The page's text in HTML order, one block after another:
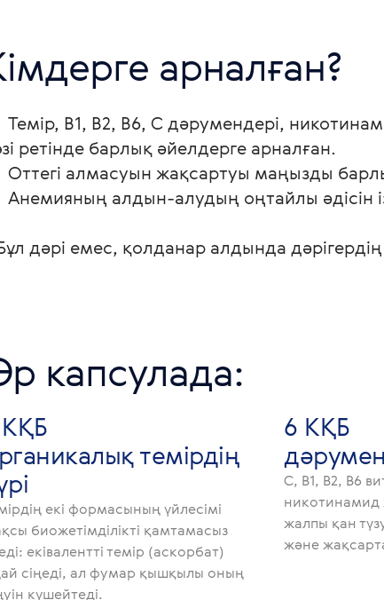
Темір, В1, В2, В6, С дәрумендері,
ретінде барлық әйелдерге арналған.
Оттегі алмасуын жақсартуы маңызды
Анемияның алдын-алудың оңтайлы әдісін
дәрі емес, қолданар алдында дәрігердің
капсулада:
темірдің
екі формасының үйлесімі
биожетімділікті қамтамасыз
еківалентті темір (аскорбат)
сіңеді, ал фумар қышқылы оның
күшейтеді.
6 КҚБ
С, В1, В2, В6
жалпы қан
және